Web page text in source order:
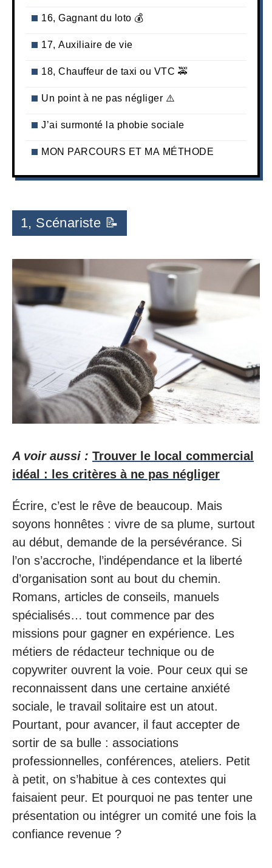
16, Gagnant du loto 💰
17, Auxiliaire de vie
18, Chauffeur de taxi ou VTC 🚕
Un point à ne pas négliger ⚠️
J’ai surmonté la phobie sociale
MON PARCOURS ET MA MÉTHODE
1, Scénariste 📝
A voir aussi : Trouver le local commercial
idéal : les critères à ne pas négliger
Écrire, c’est le rêve de beaucoup. Mais
soyons honnêtes : vivre de sa plume, surtout
au début, demande de la persévérance. Si
l’on s’accroche, l’indépendance et la liberté
d’organisation sont au bout du chemin.
Romans, articles de conseils, manuels
spécialisés… tout commence par des
missions pour gagner en expérience. Les
métiers de rédacteur technique ou de
copywriter ouvrent la voie. Pour ceux qui se
reconnaissent dans une certaine anxiété
sociale, le travail solitaire est un atout.
Pourtant, pour avancer, il faut accepter de
sortir de sa bulle : associations
professionnelles, conférences, ateliers. Petit
à petit, on s’habitue à ces contextes qui
faisaient peur. Et pourquoi ne pas tenter une
présentation ou intégrer un comité une fois la
confiance revenue ?